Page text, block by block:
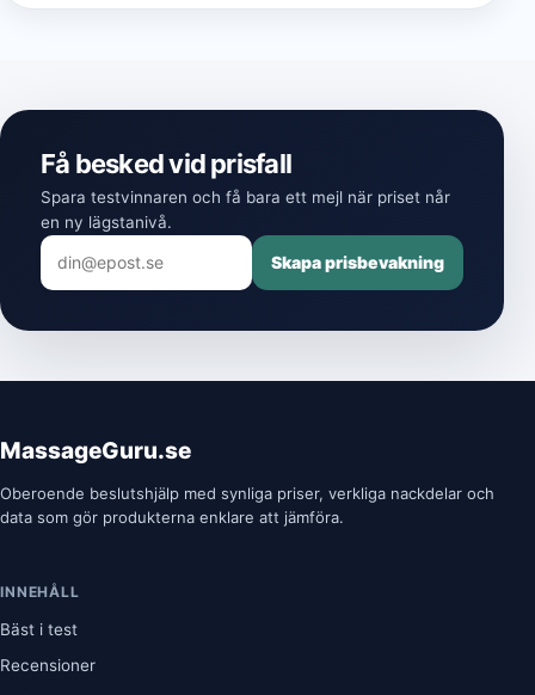
Få besked vid prisfall
Spara testvinnaren och få bara ett mejl när priset når
en ny lägstanivå.
Skapa prisbevakning
MassageGuru.se
Oberoende beslutshjälp med synliga priser, verkliga nackdelar och
data som gör produkterna enklare att jämföra.
INNEHÅLL
Bäst i test
Recensioner